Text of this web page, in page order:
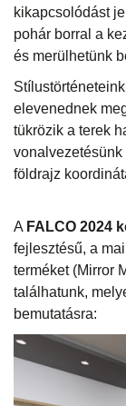
kikapcsolódást
pohár borral a
és merülhetünk
elevenednek
tükrözik a terek
földrajz
A FALCO 2024
fejlesztésű, a
terméket (Mirror
találhatunk,
bemutatásra: